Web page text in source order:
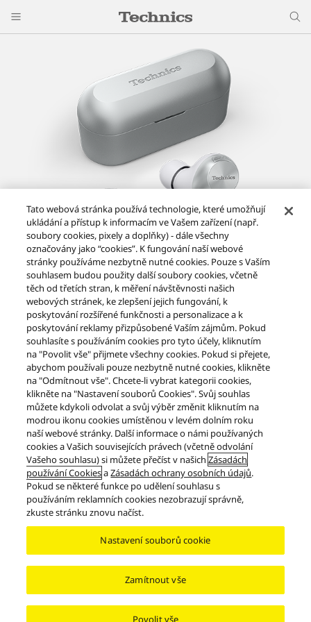
True Wireless bezdrátová sluchátka s potlačením hluku a
vícebodovým párováním Bluetooth®, AZ40M2
Zobrazit stránku produktu
Tisk
Výrobky Headphones EAH-AZ40M2
Facebook X YouTube
Instagram
Podmínky používání
Oznámení o ochraně osobních údajů
EU Data Act
Area/Country
Copyright © 2026 Panasonic Marketing Europe GmbH – organizační složka
Tato webová stránka používá technologie, které umožňují
ukládání a přístup k informacím ve Vašem zařízení (např.
soubory cookies, pixely a doplňky) - dále všechny
označovány jako “cookies”. K fungování naší webové
stránky používáme nezbytně nutné cookies. Pouze s Vaším
souhlasem budou použity další soubory cookies, včetně
těch od třetích stran, k měření návštěvnosti našich
webových stránek, ke zlepšení jejich fungování, k
poskytování rozšířené funkčnosti a personalizace a k
poskytování reklamy přizpůsobené Vaším zájmům. Pokud
souhlasíte s používáním cookies pro tyto účely, kliknutím
na "Povolit vše" přijmete všechny cookies. Pokud si přejete,
abychom používali pouze nezbytně nutné cookies, klikněte
na "Odmítnout vše". Chcete-li vybrat kategorii cookies,
klikněte na "Nastavení souborů Cookies". Svůj souhlas
můžete kdykoli odvolat a svůj výběr změnit kliknutím na
modrou ikonu cookies umístěnou v levém dolním roku
naší webové stránky. Další informace o námi používaných
cookies a Vašich souvisejících právech (včetně odvolání
Vašeho souhlasu) si můžete přečíst v našichZásadách
používání CookiesaZásadách ochrany osobních údajů.
Pokud se některé funkce po udělení souhlasu s
používáním reklamních cookies nezobrazují správně,
zkuste stránku znovu načíst.
Nastavení souborů cookie
Zamítnout vše
Povolit vše